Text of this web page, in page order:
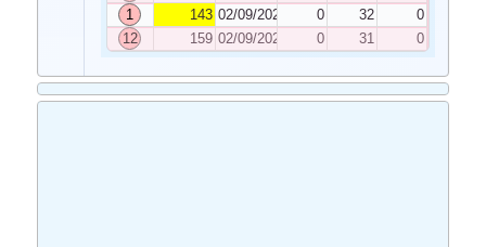
1
143 02/09/2025 0 32
0
12
159 02/09/2025 0 31 0